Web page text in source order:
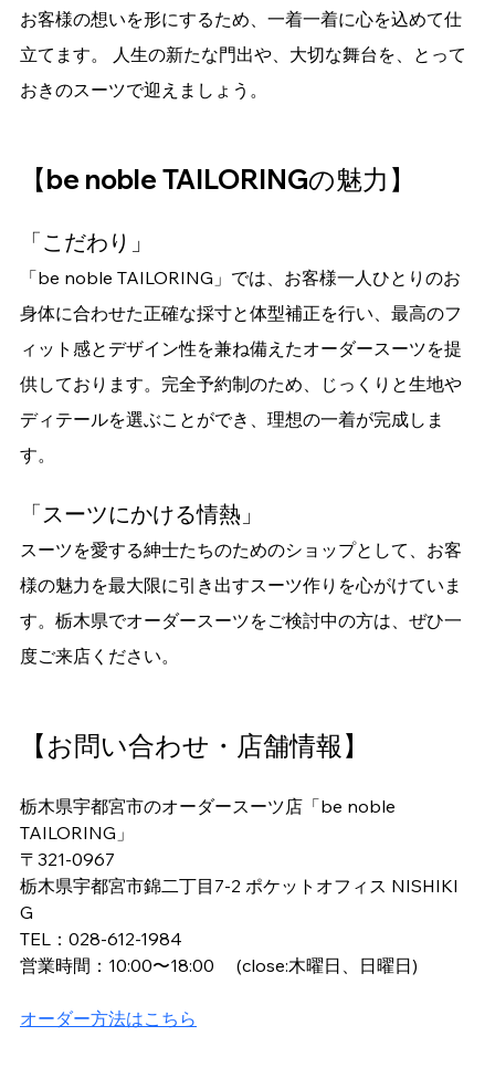
お客様の想いを形にするため、一着一着に心を込めて仕
立てます。 人生の新たな門出や、大切な舞台を、とって
おきのスーツで迎えましょう。
【be noble TAILORINGの魅力】
「こだわり」
「be noble TAILORING」では、お客様一人ひとりのお
身体に合わせた正確な採寸と体型補正を行い、最高のフ
ィット感とデザイン性を兼ね備えたオーダースーツを提
供しております。完全予約制のため、じっくりと生地や
ディテールを選ぶことができ、理想の一着が完成しま
す。
「スーツにかける情熱」
スーツを愛する紳士たちのためのショップとして、お客
様の魅力を最大限に引き出すスーツ作りを心がけていま
す。栃木県でオーダースーツをご検討中の方は、ぜひ一
度ご来店ください。
【お問い合わせ・店舗情報】
栃木県宇都宮市のオーダースーツ店「be noble
TAILORING」
〒321-0967
栃木県宇都宮市錦二丁目7-2 ポケットオフィス NISHIKI
G
TEL：028-612-1984
​営業時間：10:00〜18:00 　(close:木曜日、日曜日)
オーダー方法はこちら